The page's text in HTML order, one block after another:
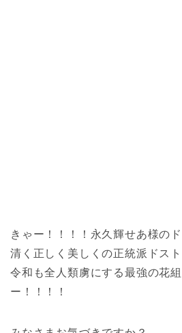
きゃー！！！！永久輝せあ様の
清く正しく美しくの正統派ドス
令和も全人類虜にする最強の花
ー！！！！